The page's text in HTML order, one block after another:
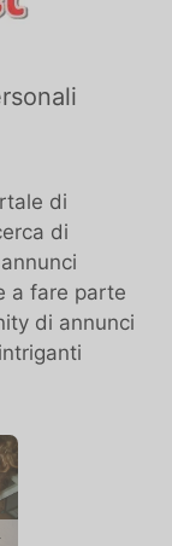
di
di
a fare parte
di annunci